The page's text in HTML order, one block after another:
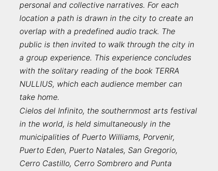
personal and collective narratives. For each
location a path is drawn in the city to create an
overlap with a predefined audio track. The
public is then invited to walk through the city in
a group experience. This experience concludes
with the solitary reading of the book TERRA
NULLIUS, which each audience member can
take home.
Cielos del Infinito, the southernmost arts festival
in the world, is held simultaneously in the
municipalities of Puerto Williams, Porvenir,
Puerto Eden, Puerto Natales, San Gregorio,
Cerro Castillo, Cerro Sombrero and Punta